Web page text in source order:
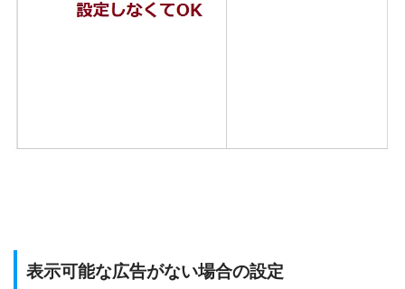
表示可能な広告がない場合の設定